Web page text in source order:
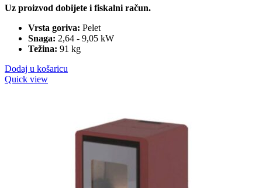
2.395,00 KM.
Uz proizvod dobijete i fiskalni račun.
Vrsta goriva: Pelet
Snaga: 2,64 - 9,05 kW
Težina: 91 kg
Dodaj u košaricu
Quick view